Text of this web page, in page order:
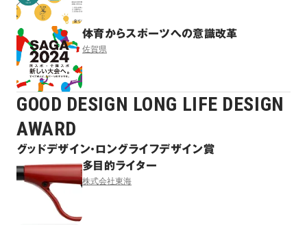
体育からスポーツへの意識改革
佐賀県
GOOD DESIGN LONG LIFE DESIGN
AWARD
グッドデザイン・ロングライフデザイン賞
多目的ライター
株式会社東海